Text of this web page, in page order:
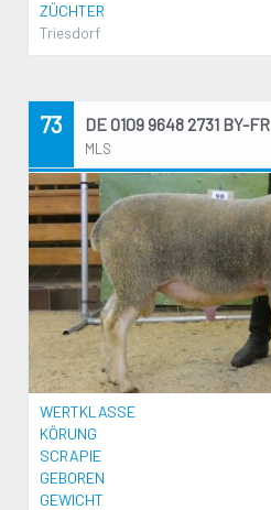
ZÜCHTER
Triesdorf
73 DE 0109 9648 2731 BY-FR
MLS
WERTKLASSE
KÖRUNG
SCRAPIE
GEBOREN
GEWICHT